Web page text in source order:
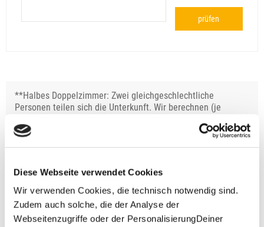
Diese Webseite verwendet Cookies
Wir verwenden Cookies, die technisch notwendig sind.
Zudem auch solche, die der Analyse der
Webseitenzugriffe oder der PersonalisierungDeiner
prüfen
**Halbes Doppelzimmer: Zwei gleichgeschlechtliche
Personen teilen sich die Unterkunft. Wir berechnen (je
reduzierten oder den gesamten Einzelzimmerzuschlag.
Unsere Reisen und Seminare sind nicht barrierefrei.